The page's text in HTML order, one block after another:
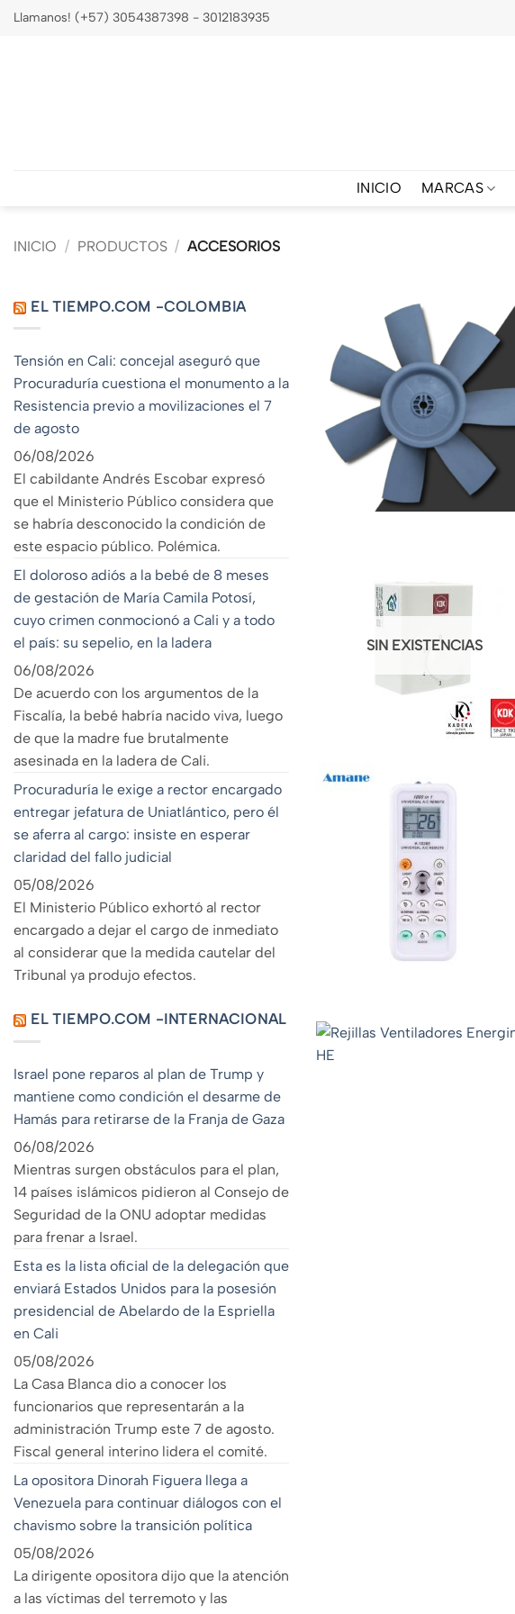
SaltarLlamanos! (+57) 3054387398 - 3012183935
INICIO MARCAS
INICIO / PRODUCTOS / ACCESORIOS
EL TIEMPO.COM -COLOMBIA
Tensión en Cali: concejal aseguró que
Procuraduría cuestiona el monumento a la
Resistencia previo a movilizaciones el 7
de agosto
06/08/2026
El cabildante Andrés Escobar expresó
que el Ministerio Público considera que
se habría desconocido la condición de
este espacio público. Polémica.
El doloroso adiós a la bebé de 8 meses
de gestación de María Camila Potosí,
cuyo crimen conmocionó a Cali y a todo
el país: su sepelio, en la ladera
06/08/2026
De acuerdo con los argumentos de la
Fiscalía, la bebé habría nacido viva, luego
de que la madre fue brutalmente
asesinada en la ladera de Cali.
Procuraduría le exige a rector encargado
entregar jefatura de Uniatlántico, pero él
se aferra al cargo: insiste en esperar
claridad del fallo judicial
05/08/2026
El Ministerio Público exhortó al rector
encargado a dejar el cargo de inmediato
al considerar que la medida cautelar del
Tribunal ya produjo efectos.
EL TIEMPO.COM -INTERNACIONAL
Israel pone reparos al plan de Trump y
mantiene como condición el desarme de
Hamás para retirarse de la Franja de Gaza
06/08/2026
Mientras surgen obstáculos para el plan,
14 países islámicos pidieron al Consejo de
Seguridad de la ONU adoptar medidas
para frenar a Israel.
Esta es la lista oficial de la delegación que
enviará Estados Unidos para la posesión
presidencial de Abelardo de la Espriella
en Cali
05/08/2026
La Casa Blanca dio a conocer los
funcionarios que representarán a la
administración Trump este 7 de agosto.
Fiscal general interino lidera el comité.
La opositora Dinorah Figuera llega a
Venezuela para continuar diálogos con el
chavismo sobre la transición política
05/08/2026
La dirigente opositora dijo que la atención
a las víctimas del terremoto y las
SIN EXISTENCIAS